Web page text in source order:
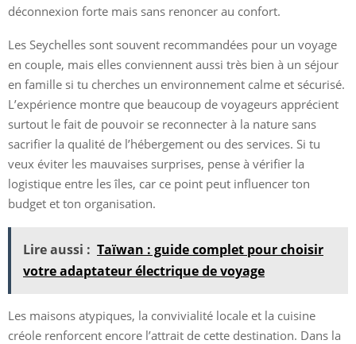
déconnexion forte mais sans renoncer au confort.
Les Seychelles sont souvent recommandées pour un voyage
en couple, mais elles conviennent aussi très bien à un séjour
en famille si tu cherches un environnement calme et sécurisé.
L’expérience montre que beaucoup de voyageurs apprécient
surtout le fait de pouvoir se reconnecter à la nature sans
sacrifier la qualité de l’hébergement ou des services. Si tu
veux éviter les mauvaises surprises, pense à vérifier la
logistique entre les îles, car ce point peut influencer ton
budget et ton organisation.
Lire aussi : Taïwan : guide complet pour choisir
votre adaptateur électrique de voyage
Les maisons atypiques, la convivialité locale et la cuisine
créole renforcent encore l’attrait de cette destination. Dans la